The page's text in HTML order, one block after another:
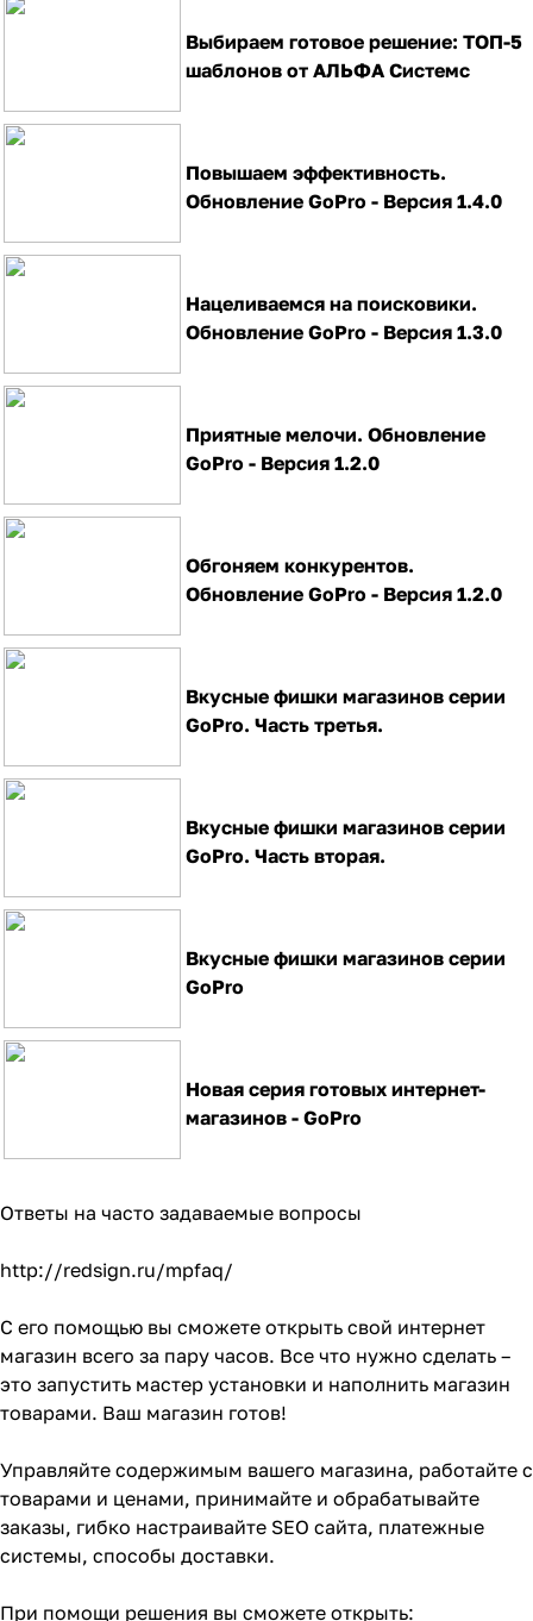
Выбираем готовое решение: ТОП-5
шаблонов от АЛЬФА Системс
Повышаем эффективность.
Обновление GoPro - Версия 1.4.0
Нацеливаемся на поисковики.
Обновление GoPro - Версия 1.3.0
Приятные мелочи. Обновление
GoPro - Версия 1.2.0
Обгоняем конкурентов.
Обновление GoPro - Версия 1.2.0
Вкусные фишки магазинов серии
GoPro. Часть третья.
Вкусные фишки магазинов серии
GoPro. Часть вторая.
Вкусные фишки магазинов серии
GoPro
Новая серия готовых интернет-
магазинов - GoPro
Ответы на часто задаваемые вопросы
http://redsign.ru/mpfaq/
С его помощью вы сможете открыть свой интернет
магазин всего за пару часов. Все что нужно сделать –
это запустить мастер установки и наполнить магазин
товарами. Ваш магазин готов!
Управляйте содержимым вашего магазина, работайте с
товарами и ценами, принимайте и обрабатывайте
заказы, гибко настраивайте SEO сайта, платежные
системы, способы доставки.
При помощи решения вы сможете открыть: